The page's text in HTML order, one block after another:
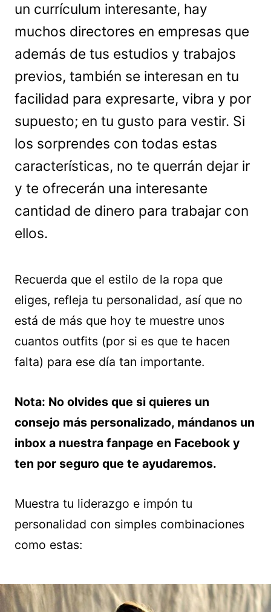
un currículum interesante, hay
muchos directores en empresas que
además de tus estudios y trabajos
previos, también se interesan en tu
facilidad para expresarte, vibra y por
supuesto; en tu gusto para vestir. Si
los sorprendes con todas estas
características, no te querrán dejar ir
y te ofrecerán una interesante
cantidad de dinero para trabajar con
ellos.
Recuerda que el estilo de la ropa que
eliges, refleja tu personalidad, así que no
está de más que hoy te muestre unos
cuantos outfits (por si es que te hacen
falta) para ese día tan importante.
Nota: No olvides que si quieres un
consejo más personalizado, mándanos un
inbox a nuestra fanpage en Facebook y
ten por seguro que te ayudaremos.
Muestra tu liderazgo e impón tu
personalidad con simples combinaciones
como estas: